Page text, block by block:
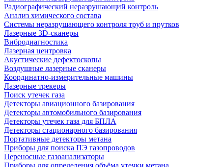
Радиографический неразрушающий контроль
Анализ химического состава
Системы неразрушающего контроля труб и прутков
Лазерные 3D-сканеры
Вибродиагностика
Лазерная центровка
Акустические дефектоскопы
Воздушные лазерные сканеры
Координатно-измерительные машины
Лазерные трекеры
Поиск утечек газа
Детекторы авиационного базирования
Детекторы автомобильного базирования
Детекторы утечек газа для БПЛА
Детекторы стационарного базирования
Портативные детекторы метана
Приборы для поиска ПЭ газопроводов
Переносные газоанализаторы
Приборы для определения объёма утечки метана